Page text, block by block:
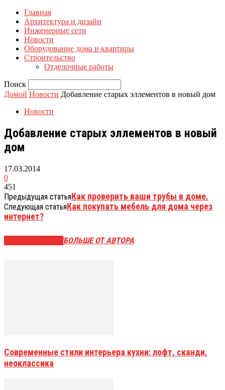
Главная
Архитектура и дизайн
Инженерные сети
Новости
Оборудование дома и квартиры
Строительство
Отделочные работы
Поиск
Домой Новости Добавление старых эллементов в новый дом
Новости
Добавление старых эллементов в новый
дом
17.03.2014
0
451
Предыдущая статьяКак проверить ваши трубы в доме.
Следующая статьяКак покупать мебель для дома через
интернет?
БОЛЬШЕ ОТ АВТОРА
Современные стили интерьера кухни: лофт, сканди,
неоклассика